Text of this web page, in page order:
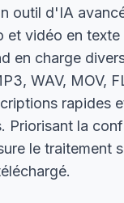
outil d'IA
et vidéo en texte
en charge
WAV, MOV,
rapides
Priorisant la
le traitement